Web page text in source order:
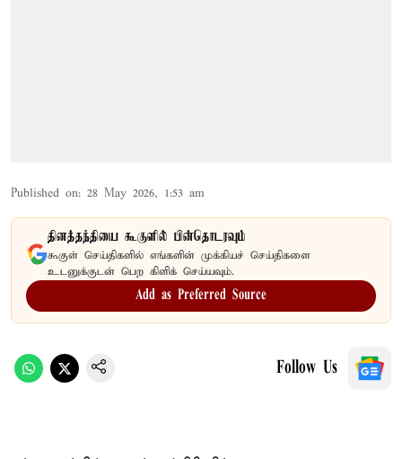
Published on: 28 May 2026, 1:53 am
தினத்தந்தியை கூகுளில் பின்தொடரவும்
கூகுள் செய்திகளில் எங்களின் முக்கியச் செய்திகளை
உடனுக்குடன் பெற கிளிக் செய்யவும்.
Add as Preferred Source
Follow Us